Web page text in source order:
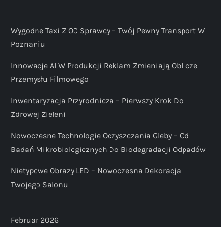
Wygodne Taxi Z OC Sprawcy – Twój Pewny Transport W
Poznaniu
Innowacje AI W Produkcji Reklam Zmieniają Oblicze
Przemysłu Filmowego
Inwentaryzacja Przyrodnicza – Pierwszy Krok Do
Zdrowej Zieleni
Nowoczesne Technologie Oczyszczania Gleby – Od
Badań Mikrobiologicznych Do Biodegradacji Odpadów
Nietypowe Obrazy LED – Nowoczesna Dekoracja
Twojego Salonu
Februar 2026